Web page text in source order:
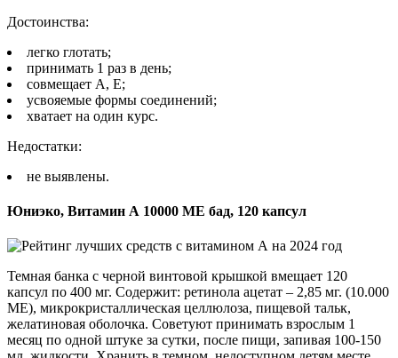
Достоинства:
легко глотать;
принимать 1 раз в день;
совмещает А, Е;
усвояемые формы соединений;
хватает на один курс.
Недостатки:
не выявлены.
Юниэко, Витамин А 10000 МЕ бад, 120 капсул
Темная банка с черной винтовой крышкой вмещает 120
капсул по 400 мг. Содержит: ретинола ацетат – 2,85 мг. (10.000
МЕ), микрокристаллическая целлюлоза, пищевой тальк,
желатиновая оболочка. Советуют принимать взрослым 1
месяц по одной штуке за сутки, после пищи, запивая 100-150